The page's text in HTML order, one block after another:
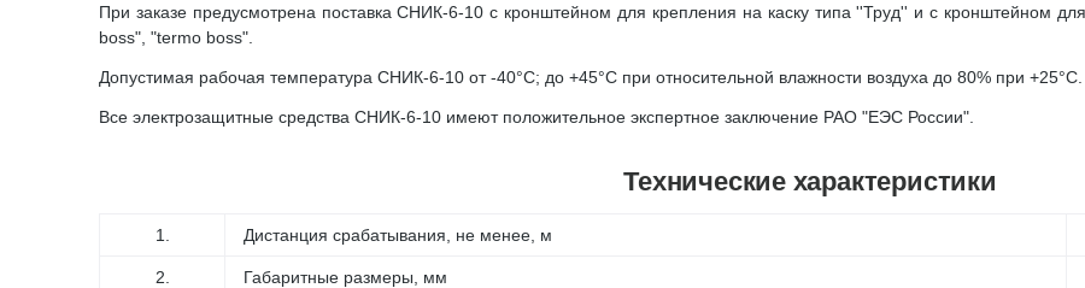
При заказе предусмотрена поставка СНИК-6-10 с кронштейном для крепления на каску типа ''Труд'' и с кронштейном
boss", "termo boss".
Допустимая рабочая температура СНИК-6-10 от -40°С; до +45°С при относительной влажности воздуха до 80% при +25°С.
Все электрозащитные средства СНИК-6-10 имеют положительное экспертное заключение РАО "ЕЭС России".
Технические характеристики
1. Дистанция срабатывания, не менее, м
2. Габаритные размеры, мм